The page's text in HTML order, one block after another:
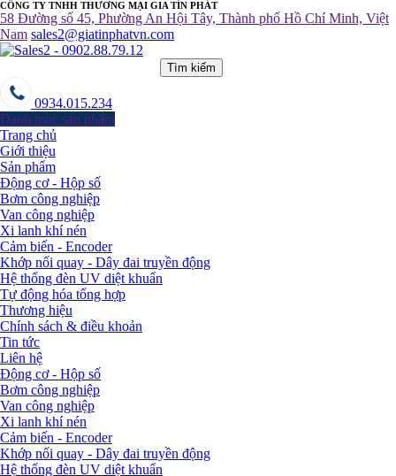
CÔNG TY TNHH THƯƠNG MẠI GIA TÍN PHÁT
58 Đường số 45, Phường An Hội Tây, Thành phố Hồ Chí Minh, Việt
Nam sales2@giatinphatvn.com
Tìm kiếm
0934.015.234
Danh mục sản phẩm
Trang chủ
Giới thiệu
Sản phẩm
Động cơ - Hộp số
Bơm công nghiệp
Van công nghiệp
Xi lanh khí nén
Cảm biến - Encoder
Khớp nối quay - Dây đai truyền động
Hệ thống đèn UV diệt khuẩn
Tự động hóa tổng hợp
Thương hiệu
Chính sách & điều khoản
Tin tức
Liên hệ
Động cơ - Hộp số
Bơm công nghiệp
Van công nghiệp
Xi lanh khí nén
Cảm biến - Encoder
Khớp nối quay - Dây đai truyền động
Hệ thống đèn UV diệt khuẩn